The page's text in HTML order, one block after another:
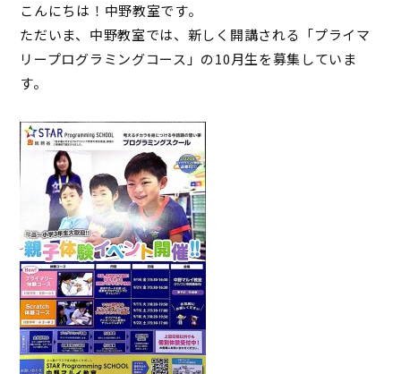
こんにちは！中野教室です。
ただいま、中野教室では、新しく開講される「プライマ
リープログラミングコース」の10月生を募集していま
す。